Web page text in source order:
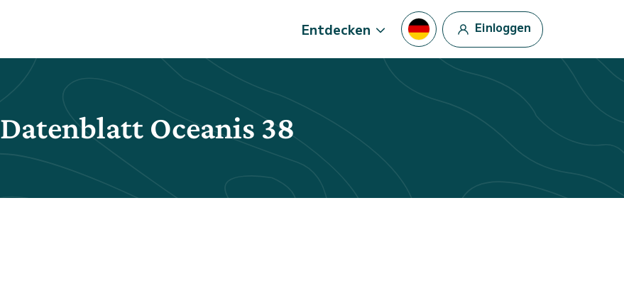
Entdecken Einloggen
Datenblatt Oceanis 38